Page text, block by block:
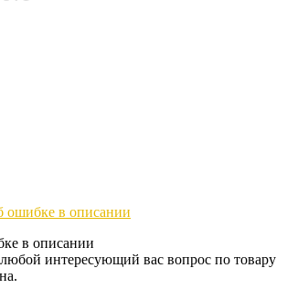
ошибке в описании
в описании
интересующий вас вопрос по товару